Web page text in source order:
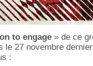
to engage » de ce
le 27 novembre
: